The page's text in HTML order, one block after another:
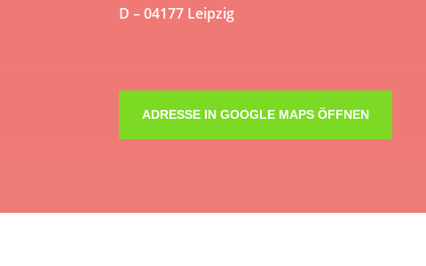
D – 04177 Leipzig
ADRESSE IN GOOGLE MAPS ÖFFNEN